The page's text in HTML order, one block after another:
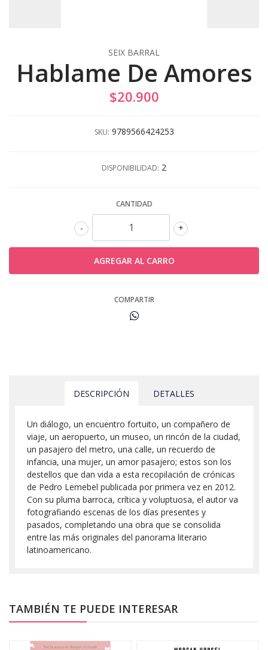
SEIX BARRAL
Hablame De Amores
$20.900
SKU: 9789566424253
DISPONIBILIDAD: 2
CANTIDAD
+
-
COMPARTIR
DESCRIPCIÓN DETALLES
Un diálogo, un encuentro fortuito, un compañero de
viaje, un aeropuerto, un museo, un rincón de la ciudad,
un pasajero del metro, una calle, un recuerdo de
infancia, una mujer, un amor pasajero; estos son los
destellos que dan vida a esta recopilación de crónicas
de Pedro Lemebel publicada por primera vez en 2012.
Con su pluma barroca, crítica y voluptuosa, el autor va
fotografiando escenas de los días presentes y
pasados, completando una obra que se consolida
entre las más originales del panorama literario
latinoamericano.
TAMBIÉN TE PUEDE INTERESAR